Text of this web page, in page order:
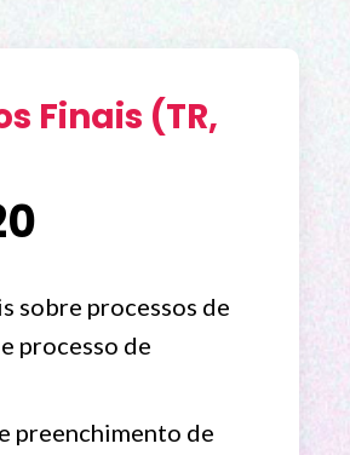
Finais (TR,
sobre processos de
processo de
preenchimento de